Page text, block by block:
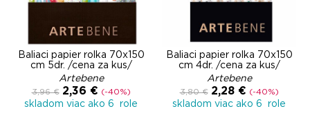
Baliaci papier rolka 70x150
cm 5dr. /cena za kus/
Artebene
3,96 € 2,36 € (-40%)
skladom viac ako 6 role
Baliaci papier rolka 70x150
cm 4dr. /cena za kus/
Artebene
3,80 € 2,28 € (-40%)
skladom viac ako 6 role